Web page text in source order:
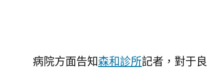
病院方面告知森和診所記者，對于良